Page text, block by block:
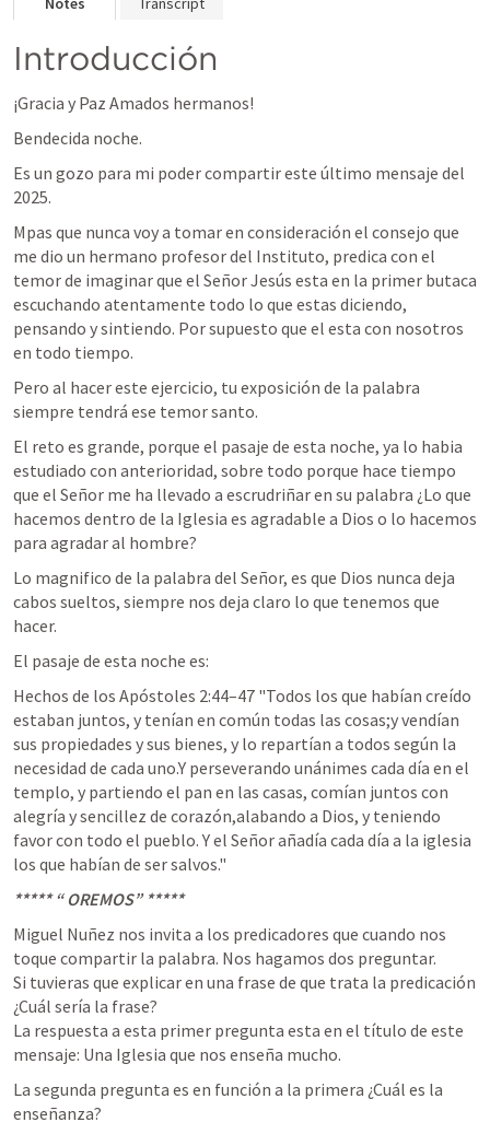
Introducción
¡Gracia y Paz Amados hermanos!
Bendecida noche.
Es un gozo para mi poder compartir este último mensaje del
2025.
Mpas que nunca voy a tomar en consideración el consejo que
me dio un hermano profesor del Instituto, predica con el
temor de imaginar que el Señor Jesús esta en la primer butaca
escuchando atentamente todo lo que estas diciendo,
pensando y sintiendo. Por supuesto que el esta con nosotros
en todo tiempo.
Pero al hacer este ejercicio, tu exposición de la palabra
siempre tendrá ese temor santo.
El reto es grande, porque el pasaje de esta noche, ya lo habia
estudiado con anterioridad, sobre todo porque hace tiempo
que el Señor me ha llevado a escrudriñar en su palabra ¿Lo que
hacemos dentro de la Iglesia es agradable a Dios o lo hacemos
para agradar al hombre?
Lo magnifico de la palabra del Señor, es que Dios nunca deja
cabos sueltos, siempre nos deja claro lo que tenemos que
hacer.
El pasaje de esta noche es:
Hechos de los Apóstoles 2:44–47 "Todos los que habían creído
estaban juntos, y tenían en común todas las cosas;y vendían
sus propiedades y sus bienes, y lo repartían a todos según la
necesidad de cada uno.Y perseverando unánimes cada día en el
templo, y partiendo el pan en las casas, comían juntos con
alegría y sencillez de corazón,alabando a Dios, y teniendo
favor con todo el pueblo. Y el Señor añadía cada día a la iglesia
los que habían de ser salvos."
***** “ OREMOS” *****
Miguel Nuñez nos invita a los predicadores que cuando nos
toque compartir la palabra. Nos hagamos dos preguntar.
Si tuvieras que explicar en una frase de que trata la predicación
¿Cuál sería la frase?
La respuesta a esta primer pregunta esta en el título de este
mensaje: Una Iglesia que nos enseña mucho.
La segunda pregunta es en función a la primera ¿Cuál es la
enseñanza?